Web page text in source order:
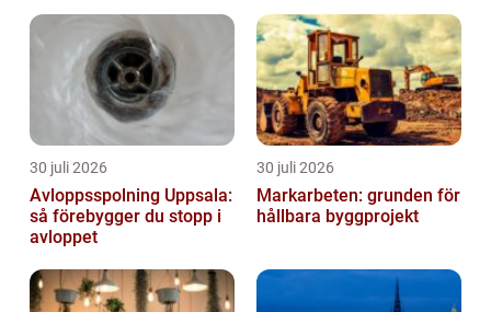
30 juli 2026
Avloppsspolning Uppsala:
så förebygger du stopp i
avloppet
30 juli 2026
Markarbeten: grunden för
hållbara byggprojekt